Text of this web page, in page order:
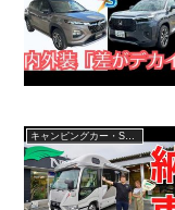
キャンピングカー・SUV人気車種